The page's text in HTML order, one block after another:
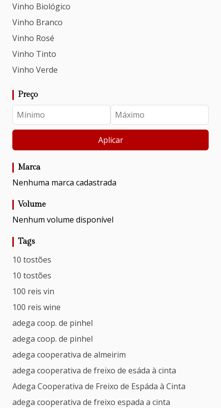
Vinho Biológico
Vinho Branco
Vinho Rosé
Vinho Tinto
Vinho Verde
Preço
Aplicar
Marca
Nenhuma marca cadastrada
Volume
Nenhum volume disponível
Tags
10 tostões
10 tostões
100 reis vin
100 reis wine
adega coop. de pinhel
adega coop. de pinhel
adega cooperativa de almeirim
adega cooperativa de freixo de esáda à cinta
Adega Cooperativa de Freixo de Espáda à Cinta
adega cooperativa de freixo espada a cinta